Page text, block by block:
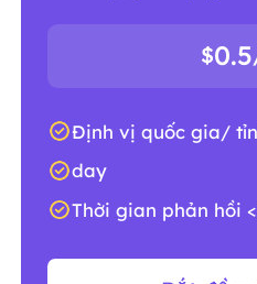
$0.5
Định vị quốc gia/
day
Thời gian phản hồi